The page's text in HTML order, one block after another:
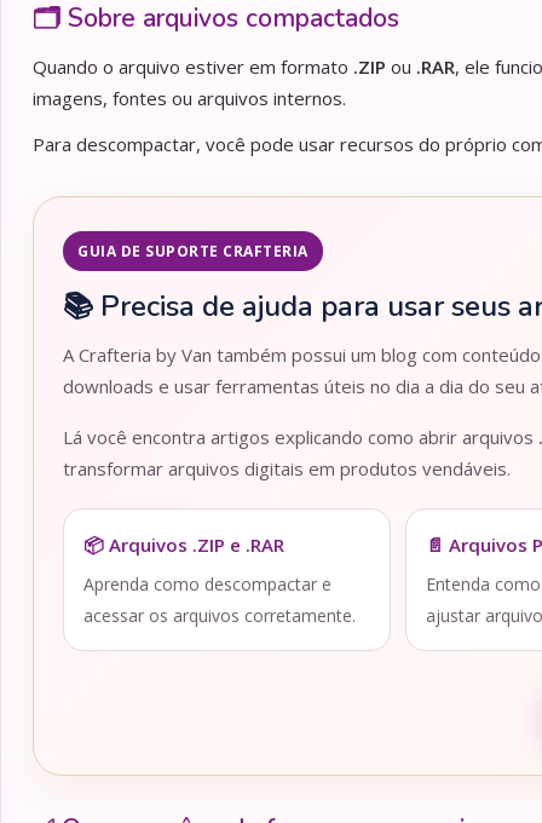
🗂️ Sobre arquivos compactados
Quando o arquivo estiver em formato .ZIP ou .RAR, ele
imagens, fontes ou arquivos internos.
Para descompactar, você pode usar recursos do próprio
GUIA DE SUPORTE CRAFTERIA
📚 Precisa de ajuda para usar seus
A Crafteria by Van também possui um blog com
downloads e usar ferramentas úteis no dia a dia do seu
Lá você encontra artigos explicando como abrir arquivos
transformar arquivos digitais em produtos vendáveis.
📦 Arquivos .ZIP e .RAR
Aprenda como descompactar e
acessar os arquivos corretamente.
📄 Arquivos
Entenda
ajustar